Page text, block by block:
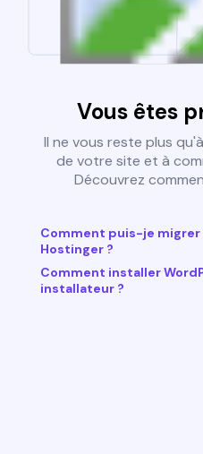
Vous êtes
Il ne vous reste plus
de votre site et à
Découvrez
Comment puis-je migrer
Hostinger ?
Comment installer
installateur ?